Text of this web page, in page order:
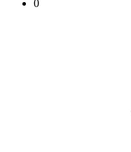
0